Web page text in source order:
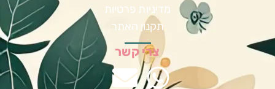
מדיניות פרטיות
תקנון האתר
צרי קשר